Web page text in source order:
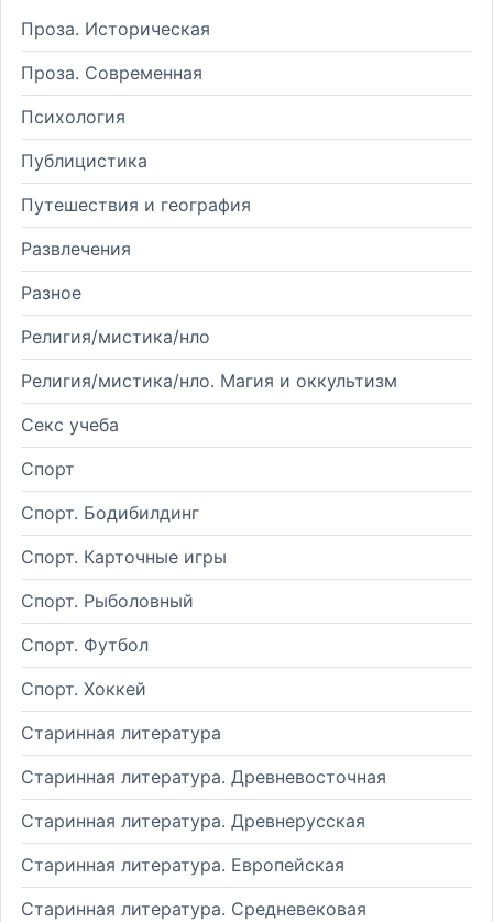
Проза. Историческая
Проза. Современная
Психология
Публицистика
Путешествия и география
Развлечения
Разное
Религия/мистика/нло
Религия/мистика/нло. Магия и оккультизм
Секс учеба
Спорт
Спорт. Бодибилдинг
Спорт. Карточные игры
Спорт. Рыболовный
Спорт. Футбол
Спорт. Хоккей
Старинная литература
Старинная литература. Древневосточная
Старинная литература. Древнерусская
Старинная литература. Европейская
Старинная литература. Средневековая